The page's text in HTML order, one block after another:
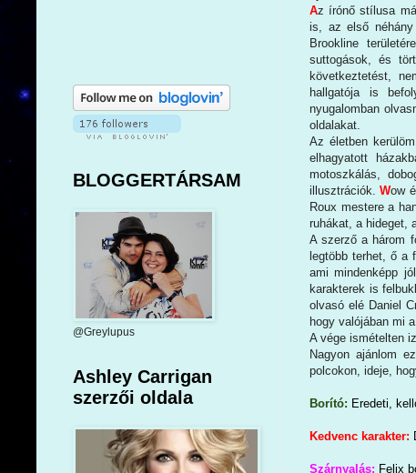
Az írónő stílusa
is, az első
Brookline
suttogások, és
következtetést,
hallgatója is
nyugalomban
oldalakat.
Az életben
elhagyatott
motoszkálás,
illusztrációk.Wow
Roux mestere a
ruhákat, a hideget,
A szerző a három
legtöbb terhet, ő a
ami mindenképp
karakterek is
olvasó elé Daniel
hogy valójában mi
A vége ismételten
Nagyon ajánlom
polcokon, ideje,
Borító: Eredeti,
Kedvenc karakter:
Szárnyalás: Felix
BLOGGERTÁRSAM
@Greylupus
Ashley Carrigan
szerzői oldala